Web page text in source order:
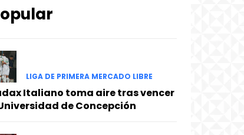
LIGA DE PRIMERA MERCADO LIBRE
Italiano toma aire tras vencer
de Concepción